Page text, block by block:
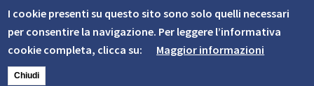
Informativa
Cookie
I cookie presenti su questo sito sono solo quelli necessari
per consentire la navigazione. Per leggere l’informativa
cookie completa, clicca su:
Maggior informazioni
Chiudi
Skip
main
content
Image